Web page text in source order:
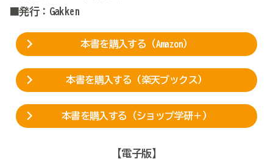
■発行：Gakken
本書を購入する（Amazon）
本書を購入する（楽天ブックス）
本書を購入する（ショップ学研＋）
【電子版】